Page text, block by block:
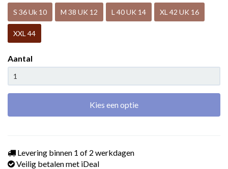
S 36 Uk 10 M 38 UK 12 L 40 UK 14 XL 42 UK 16
XXL 44
Aantal
Kies een optie
Levering binnen 1 of 2 werkdagen
Veilig betalen met iDeal